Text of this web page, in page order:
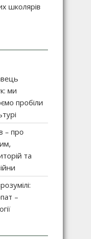
школярів
ми
пробіли
– про
та
–